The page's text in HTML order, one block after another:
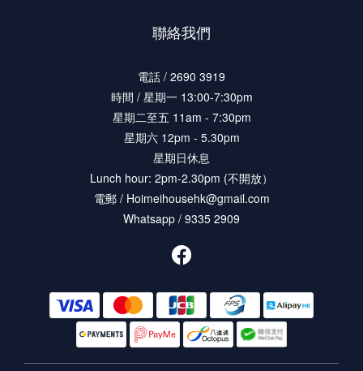
聯絡我們
電話 / 2690 3919
時間 / 星期一 13:00-7:30pm
星期二至五 11am - 7:30pm
星期六 12pm - 5.30pm
星期日休息
Lunch hour: 2pm-2.30pm (不開放）
電郵 / Hoimeihousehk@gmail.com
Whatsapp / 9335 2909